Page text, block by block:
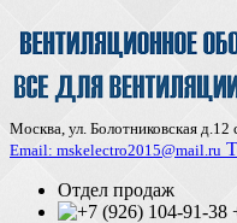
Москва, ул. Болотниковская д.12
Email: mskelectro2015@mail.ru
Отдел продаж